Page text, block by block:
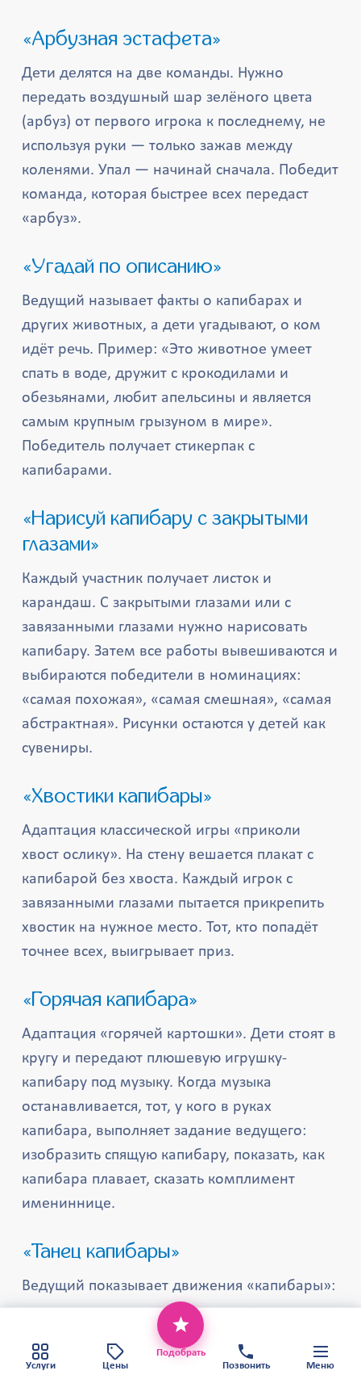
«Арбузная эстафета»
Дети делятся на две команды. Нужно
передать воздушный шар зелёного цвета
(арбуз) от первого игрока к последнему, не
используя руки — только зажав между
коленями. Упал — начинай сначала. Победит
команда, которая быстрее всех передаст
«арбуз».
«Угадай по описанию»
Ведущий называет факты о капибарах и
других животных, а дети угадывают, о ком
идёт речь. Пример: «Это животное умеет
спать в воде, дружит с крокодилами и
обезьянами, любит апельсины и является
самым крупным грызуном в мире».
Победитель получает стикерпак с
капибарами.
«Нарисуй капибару с закрытыми
глазами»
Каждый участник получает листок и
карандаш. С закрытыми глазами или с
завязанными глазами нужно нарисовать
капибару. Затем все работы вывешиваются и
выбираются победители в номинациях:
«самая похожая», «самая смешная», «самая
абстрактная». Рисунки остаются у детей как
сувениры.
«Хвостики капибары»
Адаптация классической игры «приколи
хвост ослику». На стену вешается плакат с
капибарой без хвоста. Каждый игрок с
завязанными глазами пытается прикрепить
хвостик на нужное место. Тот, кто попадёт
точнее всех, выигрывает приз.
«Горячая капибара»
Адаптация «горячей картошки». Дети стоят в
кругу и передают плюшевую игрушку-
капибару под музыку. Когда музыка
останавливается, тот, у кого в руках
капибара, выполняет задание ведущего:
изобразить спящую капибару, показать, как
капибара плавает, сказать комплимент
имениннице.
«Танец капибары»
Ведущий показывает движения «капибары»:
медленно переваливаться с ноги на ногу,
нюхать воздух, прыгать в «воду»,
отряхиваться. Дети повторяют. Затем
Этот веб-сайт использует файлы cookie,
чтобы обеспечить вам наилучший сервис.
Политика конфиденциальности
Карта сайта
Хорошо
Услуги Цены
Подобрать
Позвонить
Меню